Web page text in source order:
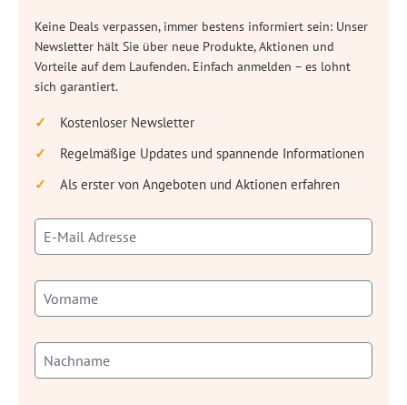
Keine Deals verpassen, immer bestens informiert sein: Unser
Newsletter hält Sie über neue Produkte, Aktionen und
Vorteile auf dem Laufenden. Einfach anmelden – es lohnt
sich garantiert.
Kostenloser Newsletter
Regelmäßige Updates und spannende Informationen
Als erster von Angeboten und Aktionen erfahren